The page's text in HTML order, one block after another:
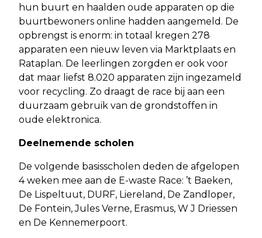
hun buurt en haalden oude apparaten op die
buurtbewoners online hadden aangemeld. De
opbrengst is enorm: in totaal kregen 278
apparaten een nieuw leven via Marktplaats en
Rataplan. De leerlingen zorgden er ook voor
dat maar liefst 8.020 apparaten zijn ingezameld
voor recycling. Zo draagt de race bij aan een
duurzaam gebruik van de grondstoffen in
oude elektronica.
Deelnemende scholen
De volgende basisscholen deden de afgelopen
4 weken mee aan de E-waste Race: ’t Baeken,
De Lispeltuut, DURF, Liereland, De Zandloper,
De Fontein, Jules Verne, Erasmus, W J Driessen
en De Kennemerpoort.